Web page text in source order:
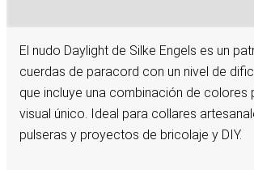
El nudo Daylight de Silke Engels es un
cuerdas de paracord con un nivel de
que incluye una combinación de colores
visual único. Ideal para collares
pulseras y proyectos de bricolaje y DIY.